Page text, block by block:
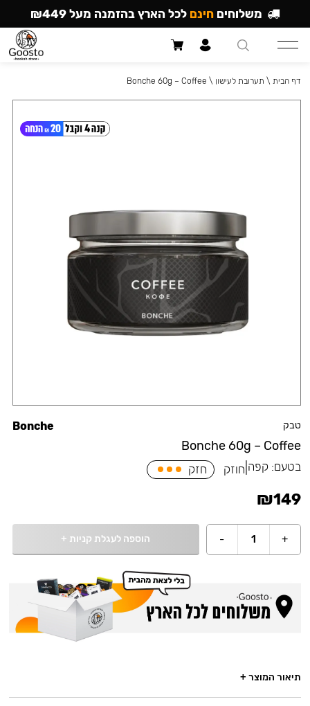
טבק
Bonche 60g – Coffee
Bonche
בטעם: קפה חוזק חזק
₪149
+
1
- הוספה לעגלת קניות +
דף הבית \ תערובת לעישון \
Bonche 60g – Coffee
תיאור המוצר +
משלוחים חינם לכל הארץ בהזמנה מעל ₪449